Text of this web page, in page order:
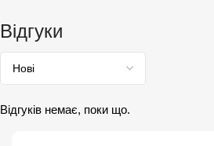
Відгуки
Відгуків немає, поки що.